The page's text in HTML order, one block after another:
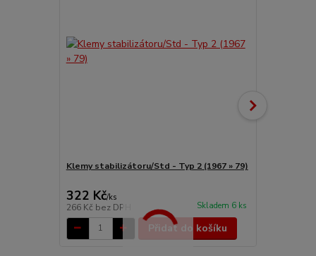
Klemy stabilizátoru/Std - Typ 2 (1967 » 79)
322 Kč/ks
266 Kč bez DPH Skladem 6 ks
Přidat do košíku